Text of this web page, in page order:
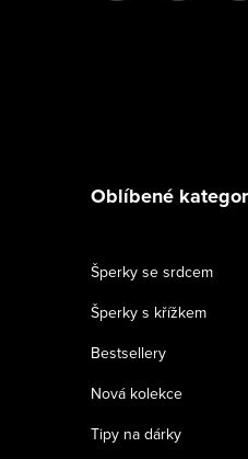
Oblíbené
Šperky se srdcem
Šperky s křížkem
Bestsellery
Nová kolekce
Tipy na dárky